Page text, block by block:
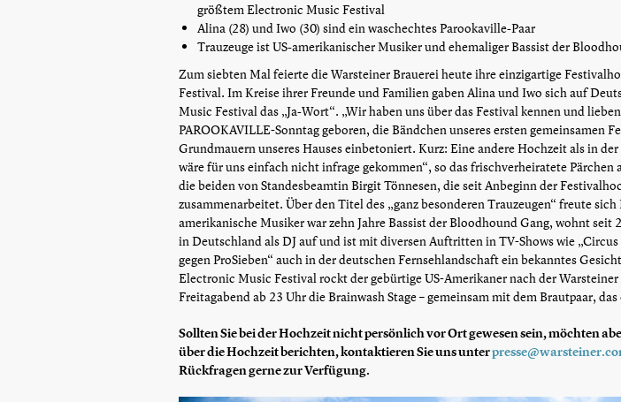
größtem Electronic Music Festival
Alina (28) und Iwo (30) sind ein waschechtes Parookaville-Paar
Trauzeuge ist US-amerikanischer Musiker und ehemaliger Bassist der
Zum siebten Mal feierte die Warsteiner Brauerei heute ihre einzigartige
Festival. Im Kreise ihrer Freunde und Familien gaben Alina und Iwo sich auf
Music Festival das „Ja-Wort“. „Wir haben uns über das Festival kennen und
PAROOKAVILLE-Sonntag geboren, die Bändchen unseres ersten gemeinsamen
Grundmauern unseres Hauses einbetoniert. Kurz: Eine andere Hochzeit als in
wäre für uns einfach nicht infrage gekommen“, so das frischverheiratete Pärchen
die beiden von Standesbeamtin Birgit Tönnesen, die seit Anbeginn der
zusammenarbeitet. Über den Titel des „ganz besonderen Trauzeugen“ freute sich
amerikanische Musiker war zehn Jahre Bassist der Bloodhound Gang, wohnt
in Deutschland als DJ auf und ist mit diversen Auftritten in TV-Shows wie
gegen ProSieben“ auch in der deutschen Fernsehlandschaft ein bekanntes
Electronic Music Festival rockt der gebürtige US-Amerikaner nach der
Freitagabend ab 23 Uhr die Brainwash Stage – gemeinsam mit dem Brautpaar,
Sollten Sie bei der Hochzeit nicht persönlich vor Ort gewesen sein, möchten
über die Hochzeit berichten, kontaktieren Sie uns unter
Rückfragen gerne zur Verfügung.